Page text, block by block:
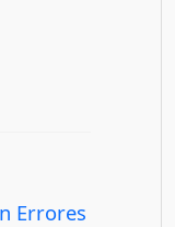
Errores